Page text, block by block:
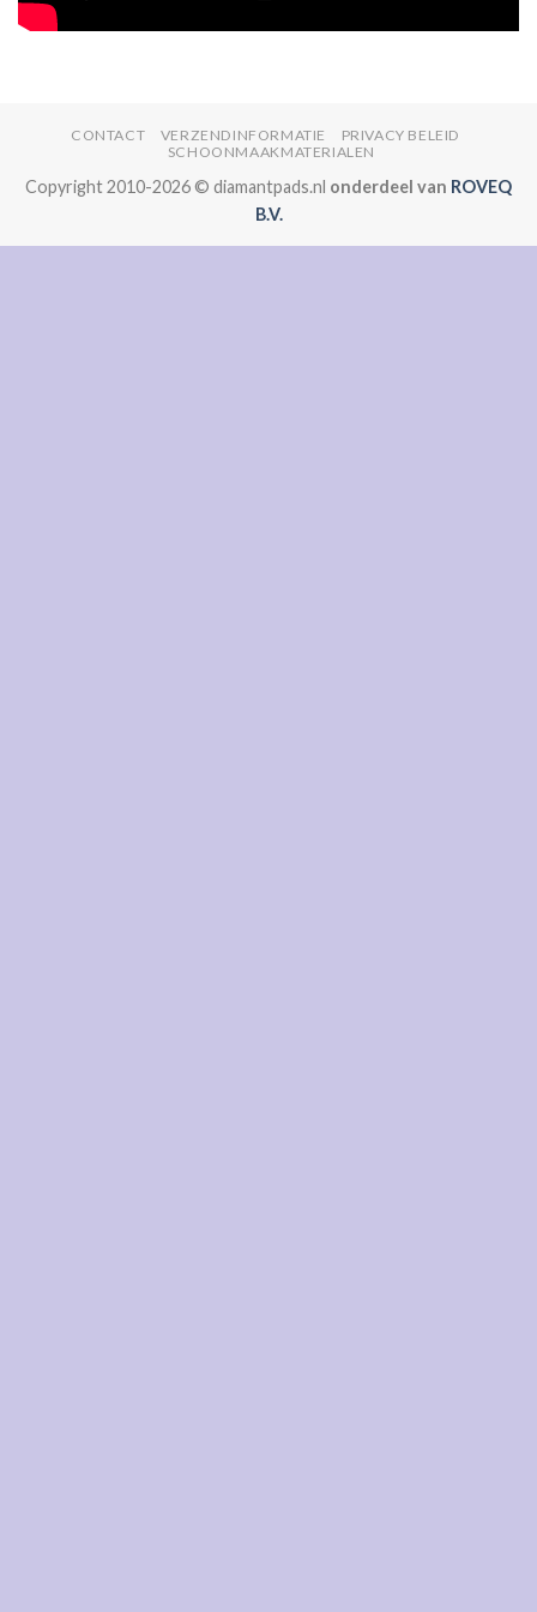
CONTACT VERZENDINFORMATIE
PRIVACY BELEID
SCHOONMAAKMATERIALEN
Copyright 2010-2026 © diamantpads.nl onderdeel van ROVEQ
B.V.